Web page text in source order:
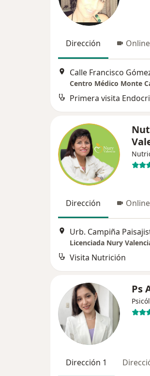
Dirección Online
Centro Médico Monte
Primera visita
Dirección Online
Urb. Campiña
Licenciada Nury
Visita Nutrición
Ps
Dirección 1